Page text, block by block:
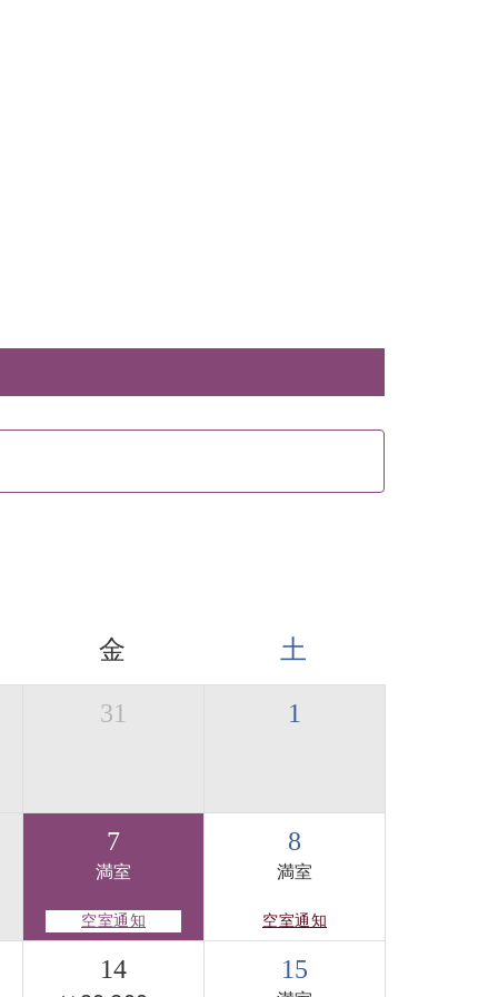
金 土
31 1
7
満室
空室通知
8
満室
空室通知
14 15